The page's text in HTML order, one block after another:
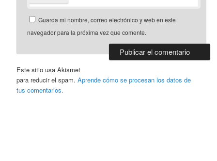
Guarda mi nombre, correo electrónico y web en este
navegador para la próxima vez que comente.
Este sitio usa Akismet
para reducir el spam.Aprende cómo se procesan los datos de
tus comentarios.